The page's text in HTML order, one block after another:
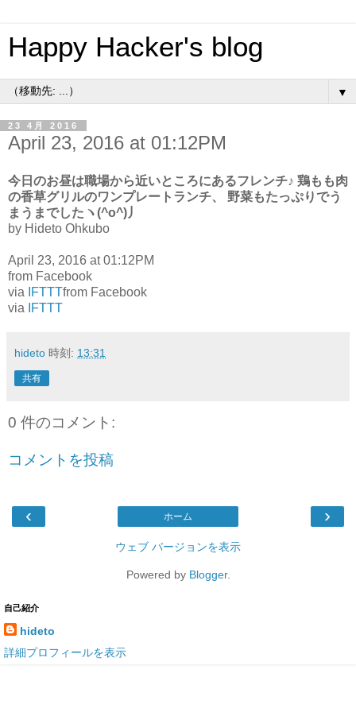
Happy Hacker's blog
▼
23 4月 2016
April 23, 2016 at 01:12PM
今日のお昼は職場から近いところにあるフレンチ♪ 鶏もも肉
の香草グリルのワンプレートランチ、 野菜もたっぷりでう
まうまでしたヽ(^o^)丿
by Hideto Ohkubo
April 23, 2016 at 01:12PM
from Facebook
via
IFTTTfrom Facebook
via
IFTTT
hideto 時刻: 13:31
共有
0 件のコメント:
コメントを投稿
‹ ›
ホーム
ウェブ バージョンを表示
Powered by Blogger.
自己紹介
hideto
詳細プロフィールを表示